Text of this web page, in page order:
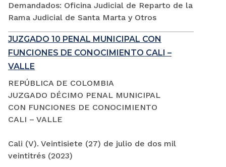
Demandados: Oficina Judicial de Reparto de la
Rama Judicial de Santa Marta y Otros
JUZGADO 10 PENAL MUNICIPAL CON
FUNCIONES DE CONOCIMIENTO CALI –
VALLE
REPÚBLICA DE COLOMBIA
JUZGADO DÉCIMO PENAL MUNICIPAL
CON FUNCIONES DE CONOCIMIENTO
CALI – VALLE
Cali (V). Veintisiete (27) de julio de dos mil
veintitrés (2023)